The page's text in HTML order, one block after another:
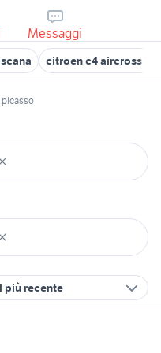
Messaggi
citroen c4 aircross
picasso
più recente